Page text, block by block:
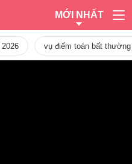
MỚI NHẤT
vụ điểm toán bất